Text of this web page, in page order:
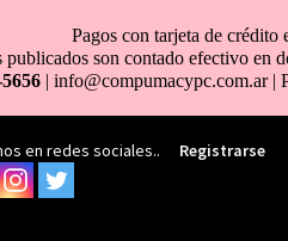
en redes sociales.. Registrarse
Pagos con tarjeta de crédito
publicados son contado efectivo en
| info@compumacypc.com.ar |